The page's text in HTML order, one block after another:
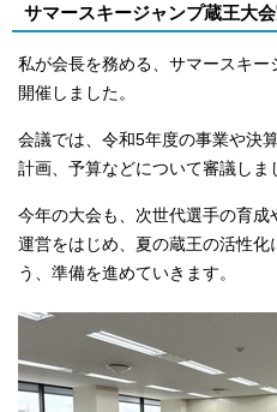
サマースキージャンプ蔵王大
私が会長を務める、サマースキ
開催しました。
会議では、令和5年度の事業や決
計画、予算などについて審議しま
今年の大会も、次世代選手の育
運営をはじめ、夏の蔵王の活性化
う、準備を進めていきます。